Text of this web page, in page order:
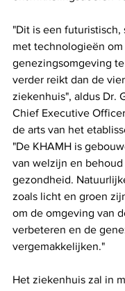
"Dit is een futuristisch,
met technologieën
genezingsomgeving
verder reikt dan de
ziekenhuis", aldus Dr.
Chief Executive
de arts van het
"De KHAMH is
van welzijn en behoud
gezondheid.
zoals licht en groen
om de omgeving van
verbeteren en de
vergemakkelijken."
Het ziekenhuis zal in